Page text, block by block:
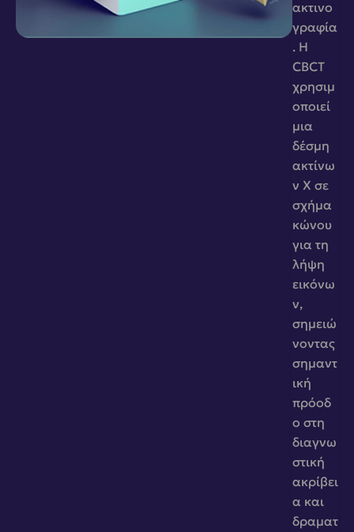
ακτινο
γραφία
. Η
CBCT
χρησιμ
οποιεί
μια
δέσμη
ακτίνω
ν Χ σε
σχήμα
κώνου
για τη
λήψη
εικόνω
ν,
σημειώ
νοντας
σημαντ
ική
πρόοδ
ο στη
διαγνω
στική
ακρίβει
α και
δραματ